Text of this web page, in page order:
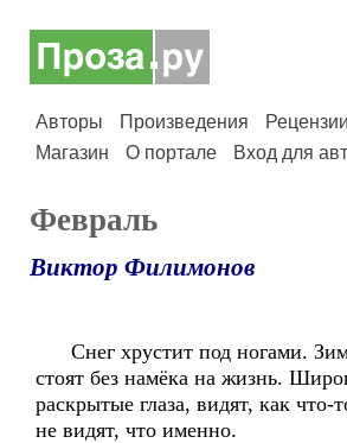
Авторы Произведения Рецензии
Магазин
О портале Вход для
Февраль
Виктор Филимонов
Снег хрустит под ногами.
стоят без намёка на жизнь.
раскрытые глаза, видят, как что-
не видят, что именно.